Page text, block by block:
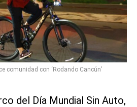
comunidad con ‘Rodando Cancún’
del Día Mundial Sin Auto,